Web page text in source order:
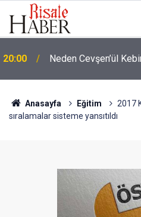
19:25 Dost Tv Kurucusu
Anasayfa Eğitim
2017
sıralamalar sisteme yansıtıldı